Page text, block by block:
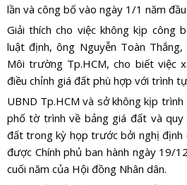
lần và công bố vào ngày 1/1 năm
Giải thích cho việc không kịp công
luật định, ông Nguyễn Toàn
Môi trường Tp.HCM, cho biết việc
điều chỉnh giá đất phù hợp với trình
UBND Tp.HCM và sở không kịp
phố tờ trình về bảng giá đất và quy
đất trong kỳ họp trước bởi nghị định
được Chính phủ ban hành ngày 19/
cuối năm của Hội đồng Nhân dân.